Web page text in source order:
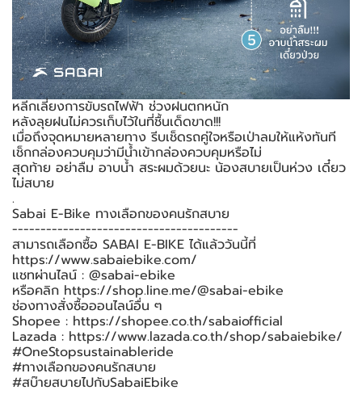
หลีกเลี่ยงการขับรถไฟฟ้า ช่วงฝนตกหนัก
หลังลุยฝนไม่ควรเก็บไว้ในที่ชื้นเด็ดขาด!!!
เมื่อถึงจุดหมายหลายทาง รีบเช็ดรถคู่ใจหรือเป่าลมให้แห้งทันที
เช็กกล่องควบคุมว่ามีน้ำเข้ากล่องควบคุมหรือไม่
สุดท้าย อย่าลืม อาบน้ำ สระผมด้วยนะ น้องสบายเป็นห่วง เดี๋ยว
ไม่สบาย
.
Sabai E-Bike ทางเลือกของคนรักสบาย
----------------------------------------
สามารถเลือกซื้อ SABAI E-BIKE ได้แล้ววันนี้ที่
https://www.sabaiebike.com/
แชทผ่านไลน์ : @sabai-ebike
หรือคลิก https://shop.line.me/@sabai-ebike
ช่องทางสั่งซื้อออนไลน์อื่น ๆ
Shopee : https://shopee.co.th/sabaiofficial
Lazada : https://www.lazada.co.th/shop/sabaiebike/
#OneStopsustainableride
#ทางเลือกของคนรักสบาย
#สบ๊ายสบายไปกับSabaiEbike